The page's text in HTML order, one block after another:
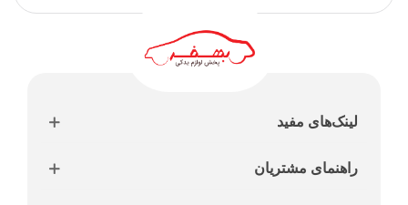
لینک‌های مفید
راهنمای مشتریان